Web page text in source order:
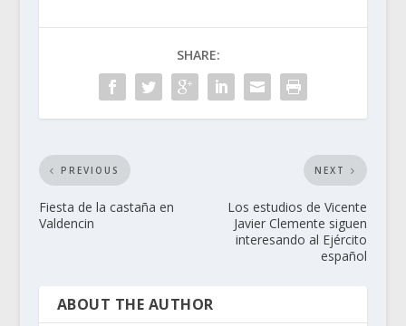
SHARE:
PREVIOUS
Fiesta de la castaña en
Valdencin
NEXT
Los estudios de Vicente
Javier Clemente siguen
interesando al Ejército
español
ABOUT THE AUTHOR